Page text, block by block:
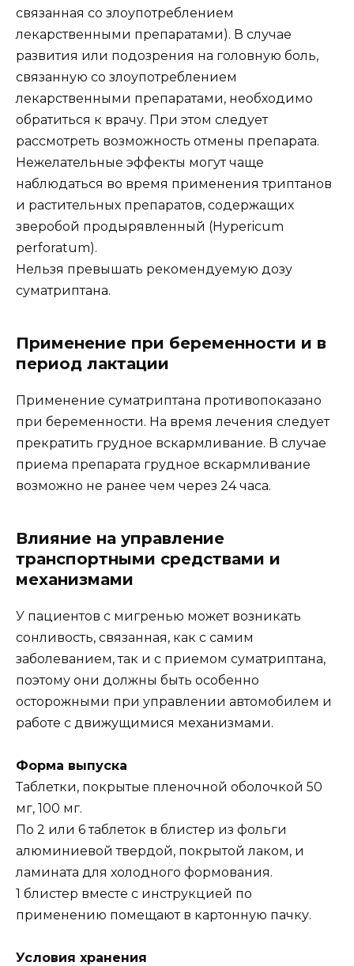
связанная со злоупотреблением
лекарственными препаратами). В случае
развития или подозрения на головную боль,
связанную со злоупотреблением
лекарственными препаратами, необходимо
обратиться к врачу. При этом следует
рассмотреть возможность отмены препарата.
Нежелательные эффекты могут чаще
наблюдаться во время применения триптанов
и растительных препаратов, содержащих
зверобой продырявленный (Hypericum
perforatum).
Нельзя превышать рекомендуемую дозу
суматриптана.
Применение при беременности и в
период лактации
Применение суматриптана противопоказано
при беременности. На время лечения следует
прекратить грудное вскармливание. В случае
приема препарата грудное вскармливание
возможно не ранее чем через 24 часа.
Влияние на управление
транспортными средствами и
механизмами
У пациентов с мигренью может возникать
сонливость, связанная, как с самим
заболеванием, так и с приемом суматриптана,
поэтому они должны быть особенно
осторожными при управлении автомобилем и
работе с движущимися механизмами.
Форма выпуска
Таблетки, покрытые пленочной оболочкой 50
мг, 100 мг.
По 2 или 6 таблеток в блистер из фольги
алюминиевой твердой, покрытой лаком, и
ламината для холодного формования.
1 блистер вместе с инструкцией по
применению помещают в картонную пачку.
Условия хранения